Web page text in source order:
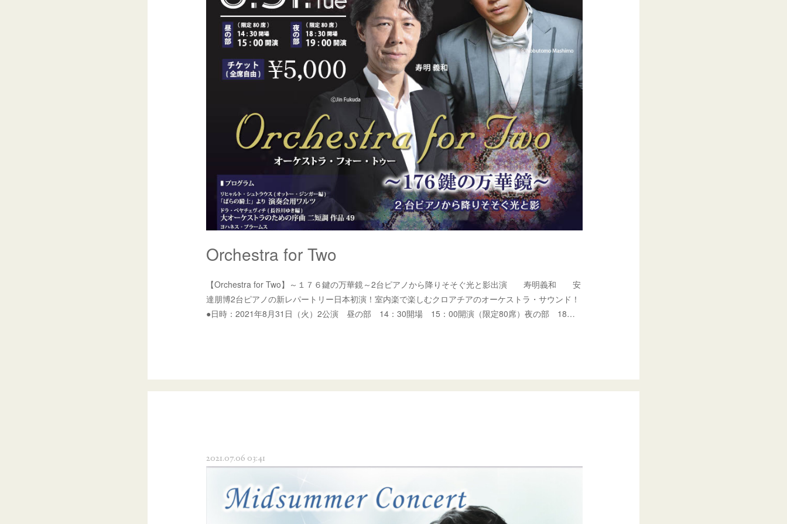
Orchestra for Two
【Orchestra for Two】～１７６鍵の万華鏡～2台ピアノから降りそそぐ光と影出演 寿明義和 安
達朋博2台ピアノの新レパートリー日本初演！室内楽で楽しむクロアチアのオーケストラ・サウンド！
●日時：2021年8月31日（火）2公演 昼の部 14：30開場 15：00開演（限定80席）夜の部 18…
2021.07.06 03:41